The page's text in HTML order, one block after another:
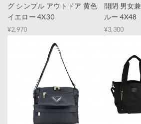
グ シンプル アウトドア 黄色
イエロー 4X30
¥2,970
開閉 男女
ルー 4X48
¥3,300